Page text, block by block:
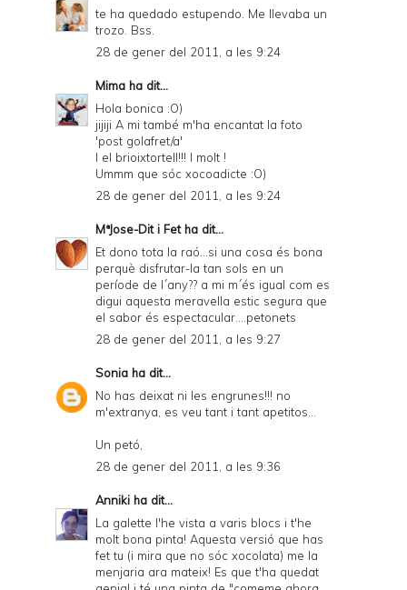
te ha quedado estupendo. Me llevaba un
trozo. Bss.
28 de gener del 2011, a les 9:24
Mima ha dit...
Hola bonica :O)
jijiji A mi també m'ha encantat la foto
'post golafret/a'
I el brioixtortell!!! I molt !
Ummm que sóc xocoadicte :O)
28 de gener del 2011, a les 9:24
MªJose-Dit i Fetha dit...
Et dono tota la raó...si una cosa és bona
perquè disfrutar-la tan sols en un
període de l´any?? a mi m´és igual com es
digui aquesta meravella estic segura que
el sabor és espectacular....petonets
28 de gener del 2011, a les 9:27
Sonia ha dit...
No has deixat ni les engrunes!!! no
m'extranya, es veu tant i tant apetitos...
Un petó,
28 de gener del 2011, a les 9:36
Anniki ha dit...
La galette l'he vista a varis blocs i t'he
molt bona pinta! Aquesta versió que has
fet tu (i mira que no sóc xocolata) me la
menjaria ara mateix! Es que t'ha quedat